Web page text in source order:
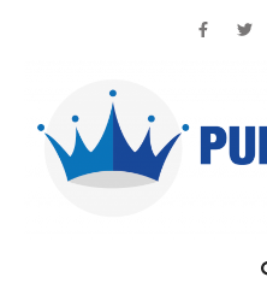
Noticias de actualidad de